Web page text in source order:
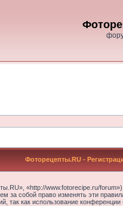
Фоторецепты.RU -
«http://www.fotorecipe.ru/
за собой право изменять эти
как использование